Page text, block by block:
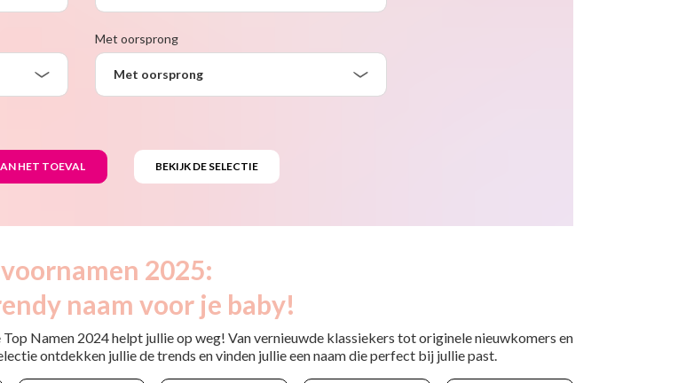
Met oorsprong
Met oorsprong
2025:
naam voor je baby!
Namen 2024 helpt jullie op weg! Van vernieuwde klassiekers tot originele nieuwkomers en
ontdekken jullie de trends en vinden jullie een naam die perfect bij jullie past.